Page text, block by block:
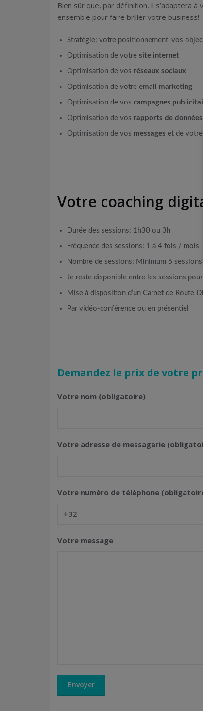
Bien sûr que, par définition, il s’adaptera
ensemble pour faire briller votre business!
Stratégie: votre positionnement, vos
Optimisation de votre site internet
Optimisation de vos réseaux sociaux
Optimisation de votre email marketing
Optimisation de vos campagnes
Optimisation de vos rapports de données
Optimisation de vos messages et de votre
Votre coaching
Durée des sessions: 1h30 ou 3h
Fréquence des sessions: 1 à 4 fois / mois
Nombre de sessions: Minimum 6 sessions
Je reste disponible entre les sessions
Mise à disposition d’un Carnet de Route
Par vidéo-conférence ou en présentiel
Demandez le prix de votre
Votre nom (obligatoire)
Votre adresse de messagerie
Votre numéro de téléphone
Votre message